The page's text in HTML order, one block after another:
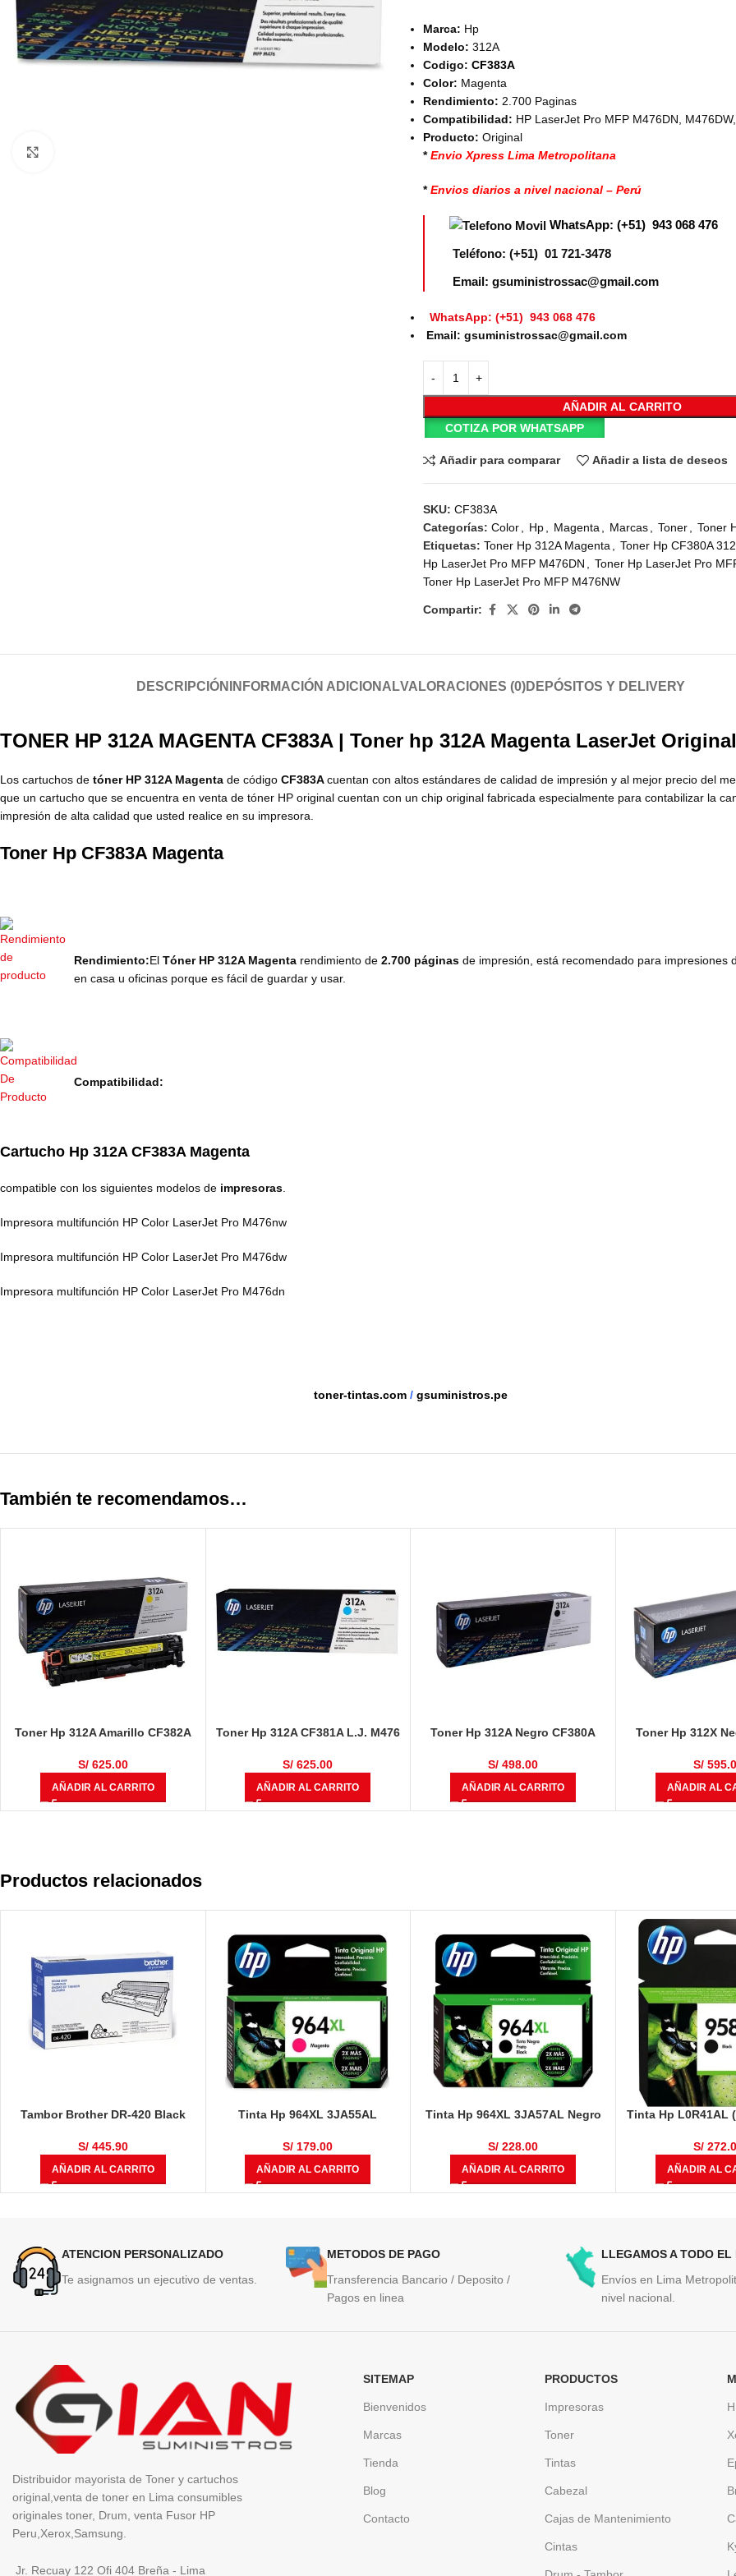
Marca: Hp
Modelo: 312A
Codigo:CF383A
Color: Magenta
Rendimiento: 2.700 Paginas
Compatibilidad: HP LaserJet Pro MFP M476DN,
Producto: Original
*Envio Xpress Lima Metropolitana
* Envios diarios a nivel nacional – Perú
WhatsApp: (+51) 943 068 476
Teléfono: (+51) 01 721-3478
Email: gsuministrossac@gmail.com
WhatsApp: (+51) 943 068 476
Email: gsuministrossac@gmail.com
AÑADIR AL CARRITO
COTIZA POR WHATSAPP
Añadir para comparar Añadir a lista de deseos
SKU:CF383A
Categorías: Color Hp Magenta Marcas Toner
Toner
Etiquetas: Toner Hp 312A Magenta Toner Hp CF380A
Hp LaserJet Pro MFP M476DN
Toner Hp LaserJet Pro
Toner Hp LaserJet Pro MFP M476NW
Compartir:
DESCRIPCIÓN INFORMACIÓN ADICIONALVALORACIONES (0)DEPÓSITOS Y DELIVERY
TONER HP 312A MAGENTA CF383A | Toner hp 312A Magenta LaserJet Original
Los cartuchos de tóner HP 312A Magenta de código CF383Acuentan con altos estándares de calidad de impresión y al mejor precio del
que un cartucho que se encuentra en venta de tóner HP original cuentan con un chip original fabricada especialmente para contabilizar la
impresión de alta calidad que usted realice en su impresora.
Toner Hp CF383A Magenta
Rendimiento:El Tóner HP 312A Magenta rendimiento de 2.700 páginas de impresión, está recomendado para impresiones
en casa u oficinas porque es fácil de guardar y usar.
Compatibilidad:
Cartucho Hp 312A CF383A Magenta
compatible con los siguientes modelos de impresoras
Impresora multifunción HP Color LaserJet Pro M476nw
Impresora multifunción HP Color LaserJet Pro M476dw
Impresora multifunción HP Color LaserJet Pro M476dn
toner-tintas.com / gsuministros.pe
También te recomendamos…
Toner Hp 312A Amarillo CF382A
S/625.00
AÑADIR AL CARRITO
Toner Hp 312A CF381A L.J. M476
S/ 625.00
AÑADIR AL CARRITO
Toner Hp 312A Negro CF380A
Páginas
S/ 498.00
AÑADIR AL CARRITO
Toner Hp 312X
S/
AÑADIR AL
Productos relacionados
Tambor Brother DR-420 Black
S/445.90
AÑADIR AL CARRITO
Tinta Hp 964XL 3JA55AL
9010, 9016, 9018, 9020
S/ 179.00
AÑADIR AL CARRITO
Tinta Hp 964XL 3JA57AL Negro
9018, 9020
S/ 228.00
AÑADIR AL CARRITO
Tinta Hp L0R41AL
S/
AÑADIR AL
ATENCION PERSONALIZADO
Te asignamos un ejecutivo de ventas.
METODOS DE PAGO
Transferencia Bancario / Deposito /
Pagos en linea
LLEGAMOS A TODO EL
Envíos en Lima
nivel nacional.
Distribuidor mayorista de Toner y cartuchos
original,venta de toner en Lima consumibles
originales toner, Drum, venta Fusor HP
Peru,Xerox,Samsung.
Jr. Recuay 122 Ofi 404 Breña - Lima
SITEMAP
Bienvenidos
Marcas
Tienda
Blog
Contacto
PRODUCTOS
Impresoras
Toner
Tintas
Cabezal
Cajas de Mantenimiento
Cintas